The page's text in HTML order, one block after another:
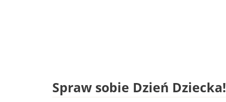
Spraw sobie Dzień Dziecka!